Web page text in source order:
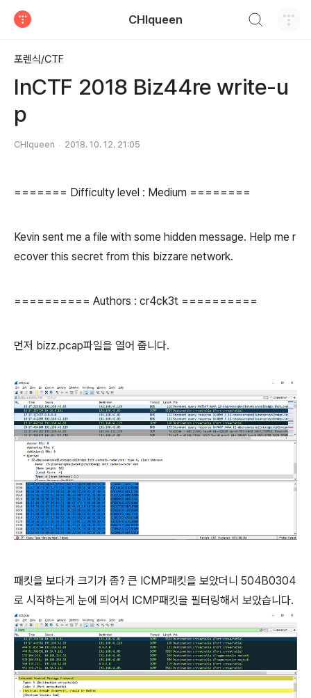
CHIqueen
포렌식/CTF
InCTF 2018 Biz44re write-u
p
CHIqueen 2018. 10. 12. 21:05
======= Difficulty level : Medium ========
Kevin sent me a file with some hidden message. Help me r
ecover this secret from this bizzare network.
========== Authors : cr4ck3t ==========
먼저 bizz.pcap파일을 열어 줍니다.
패킷을 보다가 크기가 좀? 큰 ICMP패킷을 보았더니 504B0304
로 시작하는게 눈에 띄어서 ICMP패킷을 필터링해서 보았습니다.